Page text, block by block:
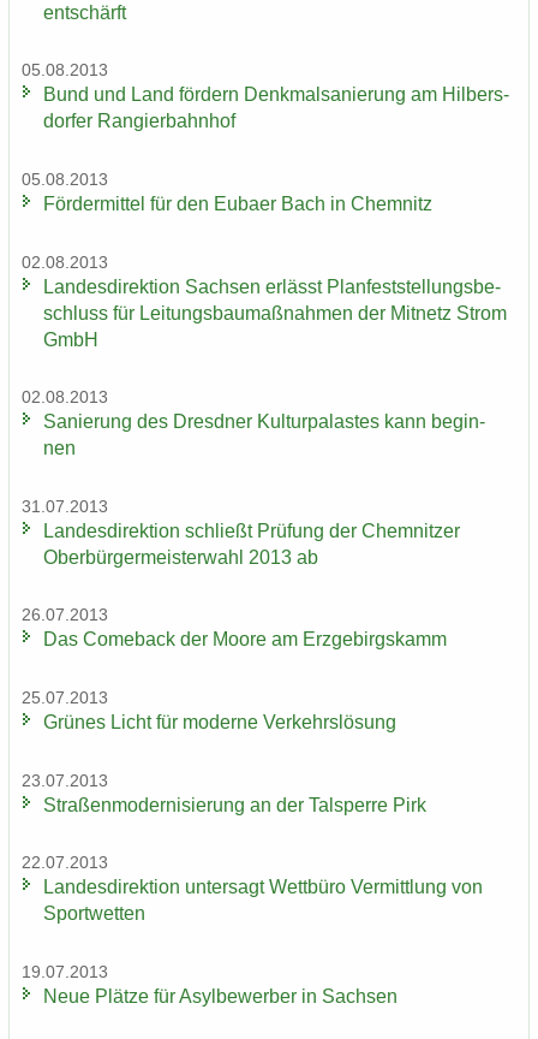
ent­schärft
05.08.2013
Bund und Land för­dern Denk­mal­sa­nie­rung am Hil­bers­
dor­fer Ran­gier­bahn­hof
05.08.2013
För­der­mit­tel für den Eu­ba­er Bach in Chem­nitz
02.08.2013
Lan­des­di­rek­ti­on Sach­sen er­lässt Plan­fest­stel­lungs­be­
schluss für Lei­tungs­bau­maß­nah­men der Mit­netz Strom
GmbH
02.08.2013
Sa­nie­rung des Dresd­ner Kul­tur­pa­las­tes kann be­gin­
nen
31.07.2013
Lan­des­di­rek­ti­on schließt Prü­fung der Chem­nit­zer
Ober­bür­ger­meis­ter­wahl 2013 ab
26.07.2013
Das Come­back der Moore am Erz­ge­birgs­kamm
25.07.2013
Grü­nes Licht für mo­der­ne Ver­kehrs­lö­sung
23.07.2013
Stra­ßen­mo­der­ni­sie­rung an der Tal­sper­re Pirk
22.07.2013
Lan­des­di­rek­ti­on un­ter­sagt Wett­bü­ro Ver­mitt­lung von
Sport­wet­ten
19.07.2013
Neue Plät­ze für Asyl­be­wer­ber in Sach­sen